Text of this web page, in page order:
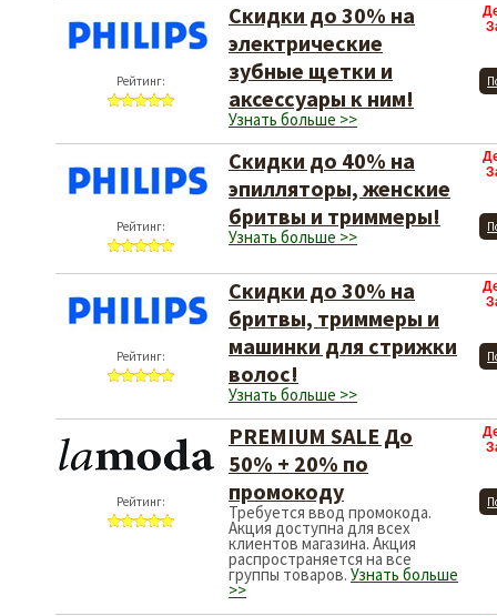
Рейтинг:
Скидки до 30% на
электрические
зубные щетки и
аксессуары к ним!
Узнать больше >>
Рейтинг:
Скидки до 40% на
эпилляторы, женские
бритвы и триммеры!
Узнать больше >>
Рейтинг:
Скидки до 30% на
бритвы, триммеры и
машинки для стрижки
волос!
Узнать больше >>
Рейтинг:
PREMIUM SALE До
50% + 20% по
промокоду
Требуется ввод промокода.
Акция доступна для всех
клиентов магазина. Акция
распространяется на все
группы товаров. Узнать больше
>>